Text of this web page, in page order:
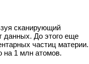
сканирующий
данных. До этого еще
частиц материи.
на 1 млн атомов.